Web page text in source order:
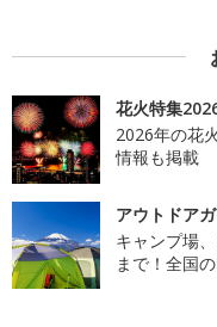
花火特集
2026年の花
情報も掲載
アウトドア
キャンプ場
まで！全国